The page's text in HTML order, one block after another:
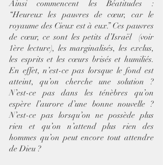
Ainsi commencent les Béatitudes :
“Heureux les pauvres de cœur, car le
royaume des Cieux est à eux.” Ces pauvres
de cœur, ce sont les petits d’Israël  (voir
1ère lecture), les marginalisés, les exclus,
les esprits et les cœurs brisés et humiliés.
En effet, n’est-ce pas lorsque le fond est
atteint, qu’on cherche une solution ?
N’est-ce pas dans les ténèbres qu’on
espère l’aurore d’une bonne nouvelle ?
N’est-ce pas lorsqu’on ne possède plus
rien et qu’on n’attend plus rien des
hommes qu’on peut encore tout attendre
de Dieu ?